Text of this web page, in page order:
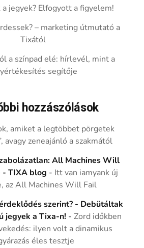
jegyek? Elfogyott a figyelem!
– marketing útmutató a
Tixától
a színpad elé: hírlevél, mint a
segítője
hozzászólások
amiket a legtöbbet pörgetek
avagy zeneajánló a szakmától
All Machines Will
- TIXA blog - Itt van iamyank új
az All Machines Will Fail
szerint? - Debütáltak
jegyek a Tixa-n! -Zord időkben
ilyen volt a dinamikus
éles tesztje